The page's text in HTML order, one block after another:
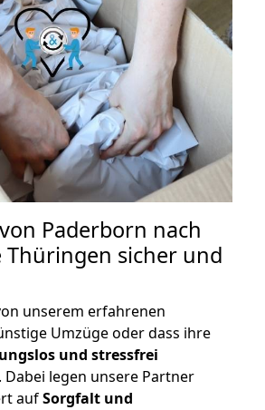
Paderborn nach
Thüringen sicher und
unserem erfahrenen
Umzüge oder dass ihre
und stressfrei
legen unsere Partner
aufSorgfalt und